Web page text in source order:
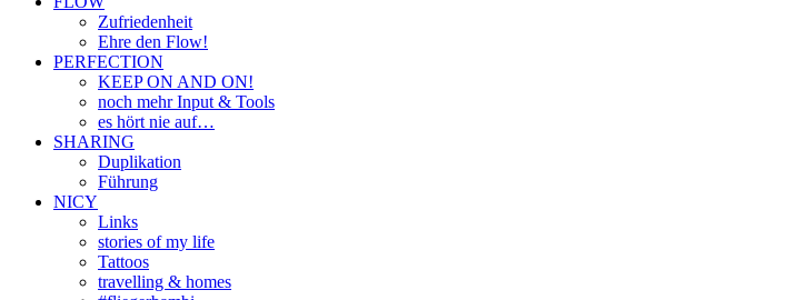
Zufriedenheit
Ehre den Flow!
PERFECTION
KEEP ON AND ON!
noch mehr Input & Tools
es hört nie auf…
SHARING
Duplikation
Führung
NICY
Links
stories of my life
Tattoos
travelling & homes